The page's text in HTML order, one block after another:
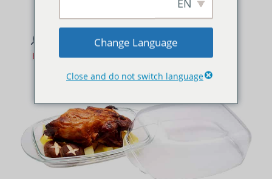
EN
Change Language
Close and do not switch language